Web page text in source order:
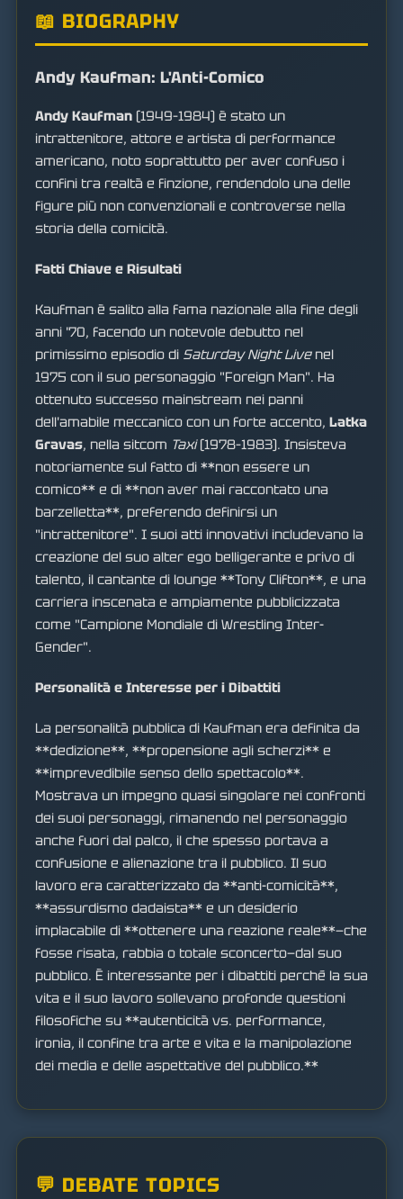
📖 BIOGRAPHY
Andy Kaufman: L'Anti-Comico
Andy Kaufman (1949–1984) è stato un
intrattenitore, attore e artista di performance
americano, noto soprattutto per aver confuso i
confini tra realtà e finzione, rendendolo una delle
figure più non convenzionali e controverse nella
storia della comicità.
Fatti Chiave e Risultati
Kaufman è salito alla fama nazionale alla fine degli
anni '70, facendo un notevole debutto nel
primissimo episodio di Saturday Night Livenel
1975 con il suo personaggio "Foreign Man". Ha
ottenuto successo mainstream nei panni
dell'amabile meccanico con un forte accento, Latka
Gravas, nella sitcom Taxi(1978–1983). Insisteva
notoriamente sul fatto di **non essere un
comico** e di **non aver mai raccontato una
barzelletta**, preferendo definirsi un
"intrattenitore". I suoi atti innovativi includevano la
creazione del suo alter ego belligerante e privo di
talento, il cantante di lounge **Tony Clifton**, e una
carriera inscenata e ampiamente pubblicizzata
come "Campione Mondiale di Wrestling Inter-
Gender".
Personalità e Interesse per i Dibattiti
La personalità pubblica di Kaufman era definita da
**dedizione**, **propensione agli scherzi** e
**imprevedibile senso dello spettacolo**.
Mostrava un impegno quasi singolare nei confronti
dei suoi personaggi, rimanendo nel personaggio
anche fuori dal palco, il che spesso portava a
confusione e alienazione tra il pubblico. Il suo
lavoro era caratterizzato da **anti-comicità**,
**assurdismo dadaista** e un desiderio
implacabile di **ottenere una reazione reale**—che
fosse risata, rabbia o totale sconcerto—dal suo
pubblico. È interessante per i dibattiti perché la sua
vita e il suo lavoro sollevano profonde questioni
filosofiche su **autenticità vs. performance,
ironia, il confine tra arte e vita e la manipolazione
dei media e delle aspettative del pubblico.**
💬 DEBATE TOPICS